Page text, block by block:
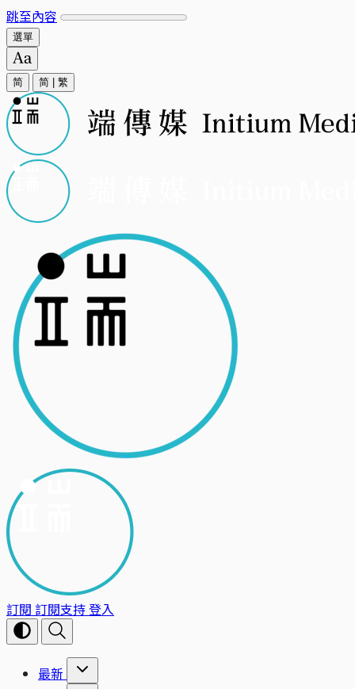
跳至內容
選單
简 简 繁
訂閱 訂閱支持登入
最新